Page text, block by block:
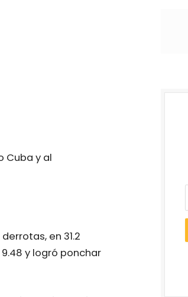
Cuba y al
en 31.2
y logró ponchar